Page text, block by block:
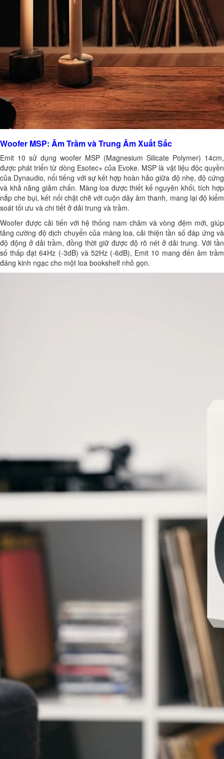
Woofer MSP: Âm Trầm và Trung Âm Xuất Sắc
Emit 10 sử dụng woofer MSP (Magnesium Silicate Polymer) 14cm,
được phát triển từ dòng Esotec+ của Evoke. MSP là vật liệu độc quyền
của Dynaudio, nổi tiếng với sự kết hợp hoàn hảo giữa độ nhẹ, độ cứng
và khả năng giảm chấn. Màng loa được thiết kế nguyên khối, tích hợp
nắp che bụi, kết nối chặt chẽ với cuộn dây âm thanh, mang lại độ kiểm
soát tối ưu và chi tiết ở dải trung và trầm.
Woofer được cải tiến với hệ thống nam châm và vòng đệm mới, giúp
tăng cường độ dịch chuyển của màng loa, cải thiện tần số đáp ứng và
độ động ở dải trầm, đồng thời giữ được độ rõ nét ở dải trung. Với tần
số thấp đạt 64Hz (-3dB) và 52Hz (-6dB), Emit 10 mang đến âm trầm
đáng kinh ngạc cho một loa bookshelf nhỏ gọn.